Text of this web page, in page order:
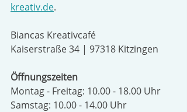
kreativ.de.
Biancas Kreativcafé
Kaiserstraße 34 | 97318 Kitzingen
Öffnungszeiten
Montag - Freitag: 10.00 - 18.00 Uhr
Samstag: 10.00 - 14.00 Uhr